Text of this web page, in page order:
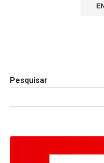
Pesquisar